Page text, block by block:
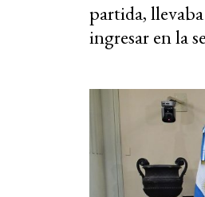
partida,
ingresar en la